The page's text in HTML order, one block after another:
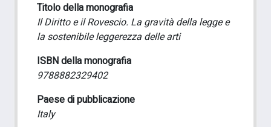
Titolo della monografia
Il Diritto e il Rovescio. La gravità della legge e
la sostenibile leggerezza delle arti
ISBN della monografia
9788882329402
Paese di pubblicazione
Italy